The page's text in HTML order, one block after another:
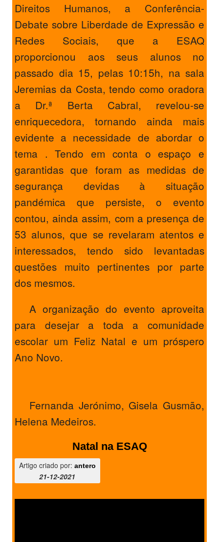
Direitos Humanos, a Conferência-
Debate sobre Liberdade de Expressão e
Redes Sociais, que a ESAQ
proporcionou aos seus alunos no
passado dia 15, pelas 10:15h, na sala
Jeremias da Costa, tendo como oradora
a Dr.ª Berta Cabral, revelou-se
enriquecedora, tornando ainda mais
evidente a necessidade de abordar o
tema . Tendo em conta o espaço e
garantidas que foram as medidas de
segurança devidas à situação
pandémica que persiste, o evento
contou, ainda assim, com a presença de
53 alunos, que se revelaram atentos e
interessados, tendo sido levantadas
questões muito pertinentes por parte
dos mesmos.
A organização do evento aproveita
para desejar a toda a comunidade
escolar um Feliz Natal e um próspero
Ano Novo.
Fernanda Jerónimo, Gisela Gusmão,
Helena Medeiros.
Natal na ESAQ
Artigo criado por: antero
21-12-2021